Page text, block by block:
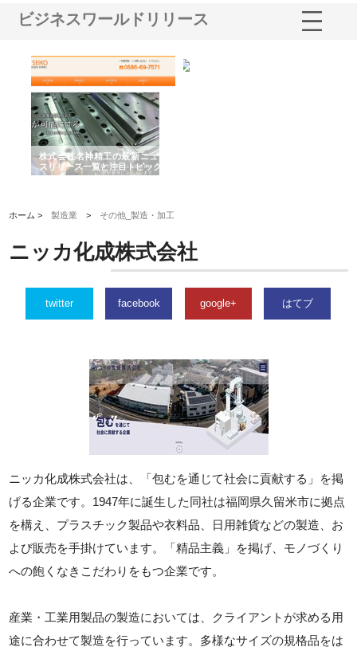
ビジネスワールドリリース
株式会社名神精工の最新ニュー
スリリース一覧と注目トピック
ホーム >製造業 > その他_製造・加工
ニッカ化成株式会社
twitter facebook google+ はてブ
ニッカ化成株式会社は、「包むを通じて社会に貢献する」を掲
げる企業です。1947年に誕生した同社は福岡県久留米市に拠点
を構え、プラスチック製品や衣料品、日用雑貨などの製造、お
よび販売を手掛けています。「精品主義」を掲げ、モノづくり
への飽くなきこだわりをもつ企業です。
産業・工業用製品の製造においては、クライアントが求める用
途に合わせて製造を行っています。多様なサイズの規格品をは